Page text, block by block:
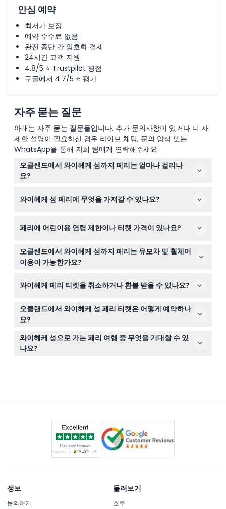
안심 예약
최저가 보장
예약 수수료 없음
완전 종단 간 암호화 결제
24시간 고객 지원
4.8/5 ⭐ Trustpilot 평점
구글에서 4.7/5 ⭐ 평가
자주 묻는 질문
아래는 자주 묻는 질문들입니다. 추가 문의사항이 있거나 더 자
세한 설명이 필요하신 경우 라이브 채팅, 문의 양식 또는
WhatsApp을 통해 저희 팀에게 연락해주세요.
오클랜드에서 와이헤케 섬까지 페리는 얼마나 걸리나
요?
분이며, 하우라키 만을 가로지르는 아름다운 경치를 감상할
와이헤케 섬 페리에 무엇을 가져갈 수 있나요?
있지만, 초과 크기 또는 추가 수하물에는 별도의 요금이 부
페리에 어린이용 연령 제한이나 티켓 가격이 있나요?
0~4세 어린이는 요금을 지불하는 성인과 동반 시 무료로
탑승할 수 있으며, 5~15세 어린이용 티켓도 구입 가능합니
다. 성인은 16세 이상입니다.
오클랜드에서 와이헤케 섬까지 페리는 유모차 및 휠체어
이용이 가능한가요?
어 이동이 불편한 승객도 편리하게 이용할 수 있습니다.
와이헤케 페리 티켓을 취소하거나 환불 받을 수 있나요?
티켓은 환불 불가하며 취소할 수 없으므로 예약한 날짜와
시간에 반드시 이용해야 합니다.
오클랜드에서 와이헤케 섬 페리 티켓은 어떻게 예약하나
요?
이 웹사이트에서 온라인으로 쉽게 페리 티켓을 예약할 수
있으며, 이용 가능 여부 확인과 출발 시간 선택도 가능합니
다.
와이헤케 섬으로 가는 페리 여행 중 무엇을 기대할 수 있
나요?
정보
문의하기
둘러보기
호주